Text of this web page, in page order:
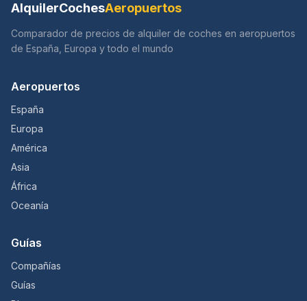
AlquilerCochesAeropuertos
Comparador de precios de alquiler de coches en aeropuertos
de España, Europa y todo el mundo
Aeropuertos
España
Europa
América
Asia
África
Oceanía
Guías
Compañías
Guías